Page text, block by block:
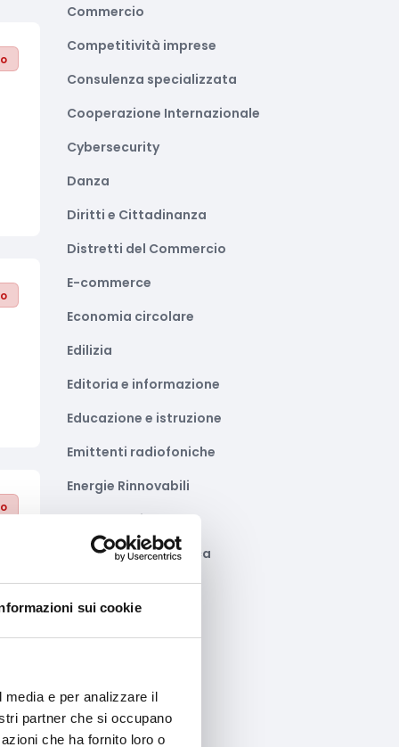
sui cookie
e per analizzare il
partner che si occupano
che ha fornito loro o
Commercio
Competitività imprese
Consulenza specializzata
Cooperazione Internazionale
Cybersecurity
Danza
Diritti e Cittadinanza
Distretti del Commercio
E-commerce
Economia circolare
Edilizia
Editoria e informazione
Educazione e istruzione
Emittenti radiofoniche
Energie Rinnovabili
Farmaceutico
Farmacia e/o chimica
Fashion
Formazione e lavoro
Fotovoltaico